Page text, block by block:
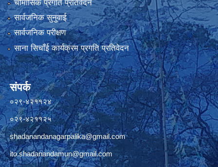
चौमासिक प्रगति प्रतिवेदन
सार्वजनिक सुनुवाई
सार्वजनिक परीक्षण
साना सिचाँई कार्यक्रम प्रगति प्रतिवेदन
संपर्क
०२९-४२११२४
०२९-४२११२५
shadanandanagarpalika@gmail.com
ito.shadanandamun@gmail.com